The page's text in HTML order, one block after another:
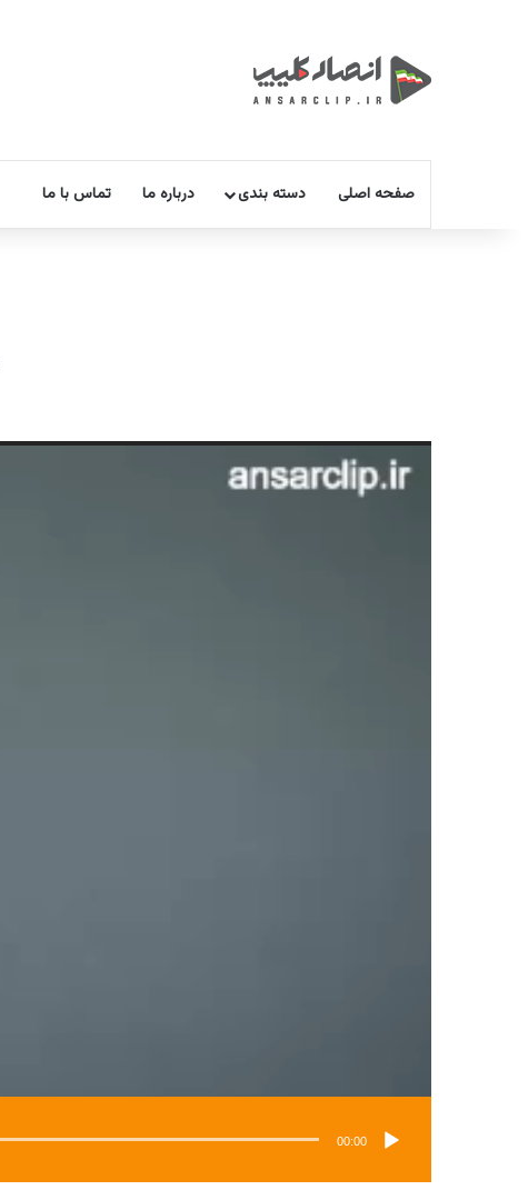
صفحه اصلی دسته بندی درباره ما تماس با ما
نمایشگر
ویدیو
00:00